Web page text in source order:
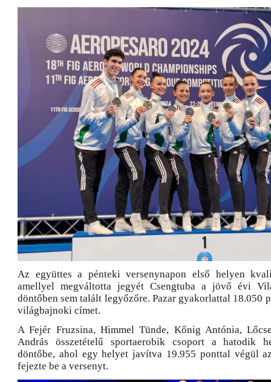
Az együttes a pénteki versenynapon első helyen
amellyel megváltotta jegyét Csengtuba a jövő évi
döntőben sem talált legyőzőre. Pazar gyakorlattal 18.050
világbajnoki címet.
A Fejér Fruzsina, Himmel Tünde, Kőnig Antónia,
András összetételű sportaerobik csoport a hatodik
döntőbe, ahol egy helyet javítva 19.955 ponttal végül
fejezte be a versenyt.